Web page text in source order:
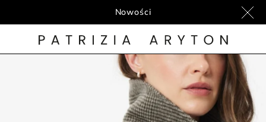
Nowości